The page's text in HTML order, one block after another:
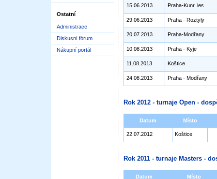
Ostatní
Administrace
Diskusní fórum
Nákupní portál
15.06.2013 Praha-Kunr. les
29.06.2013 Praha - Roztyly
20.07.2013 Praha-Modřany
10.08.2013 Praha - Kyje
11.08.2013 Koštice
24.08.2013 Praha - Modřany
Rok 2012 - turnaje Open -
Datum Místo
22.07.2012 Koštice
Rok 2011 - turnaje Masters -
Datum Místo